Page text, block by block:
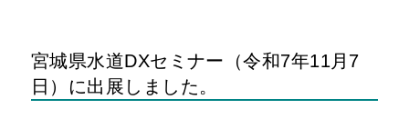
宮城県水道DXセミナー（令和7年11月7
日）に出展しました。